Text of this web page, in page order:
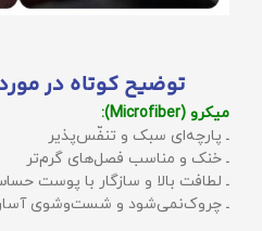
توضیح کوتاه در
میکرو (Microfiber):
ـ پارچه‌ای سبک و تنفّس‌پذیر
ـ خنک و مناسب فصل‌های گرم‌تر
ـ لطافت بالا و سازگار با پوست
ـ چروک‌نمی‌شود و شست‌وشوی